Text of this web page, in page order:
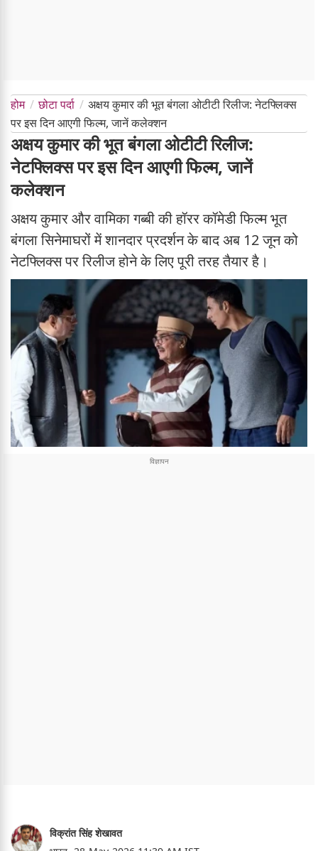
होम छोटा पर्दा
अक्षय कुमार की भूत बंगला ओटीटी रिलीज: नेटफ्लिक्स
पर इस दिन आएगी फिल्म, जानें कलेक्शन
अक्षय कुमार की भूत बंगला ओटीटी रिलीज:
नेटफ्लिक्स पर इस दिन आएगी फिल्म, जानें
कलेक्शन
अक्षय कुमार और वामिका गब्बी की हॉरर कॉमेडी फिल्म भूत
बंगला सिनेमाघरों में शानदार प्रदर्शन के बाद अब 12 जून को
नेटफ्लिक्स पर रिलीज होने के लिए पूरी तरह तैयार है।
विक्रांत सिंह शेखावत